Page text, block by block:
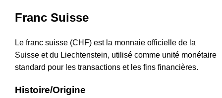
Franc Suisse
Le franc suisse (CHF) est la monnaie officielle de la
Suisse et du Liechtenstein, utilisé comme unité monétaire
standard pour les transactions et les fins financières.
Histoire/Origine